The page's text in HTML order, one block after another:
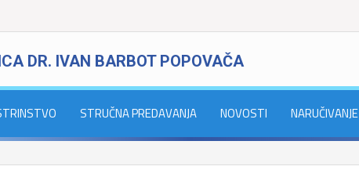
DR. IVAN BARBOT POPOVAČA
STRUČNA PREDAVANJA NOVOSTI NARUČIVANJE